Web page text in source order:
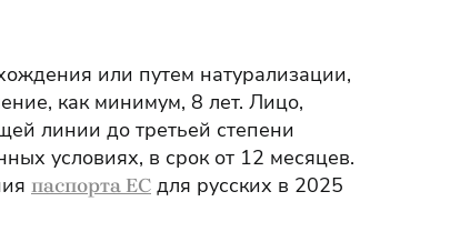
или путем натурализации,
как минимум, 8 лет. Лицо,
линии до третьей степени
условиях, в срок от 12 месяцев.
паспорта ЕС для русских в 2025